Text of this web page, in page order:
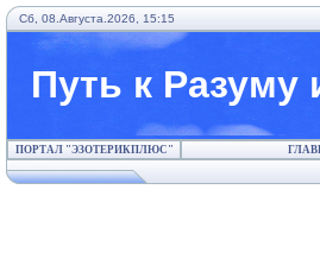
Сб, 08.Августа.2026, 15:15
Путь к Разуму
ПОРТАЛ "ЭЗОТЕРИКПЛЮС"